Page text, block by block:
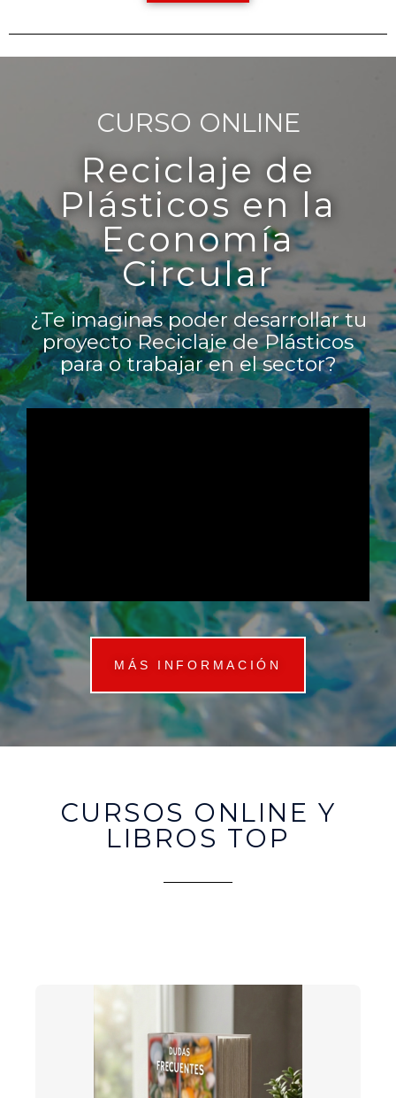
CURSO ONLINE
Reciclaje de
Plásticos en la
Economía
Circular
¿Te imaginas poder desarrollar tu
proyecto Reciclaje de Plásticos
para o trabajar en el sector?
MÁS INFORMACIÓN
CURSOS ONLINE Y
LIBROS TOP